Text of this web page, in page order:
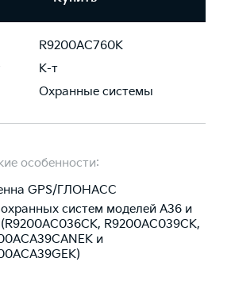
R9200AC760K
К-т
Охранные системы
особенности:
GPS/ГЛОНАСС
систем моделей A36 и
R9200AC039CK,
и